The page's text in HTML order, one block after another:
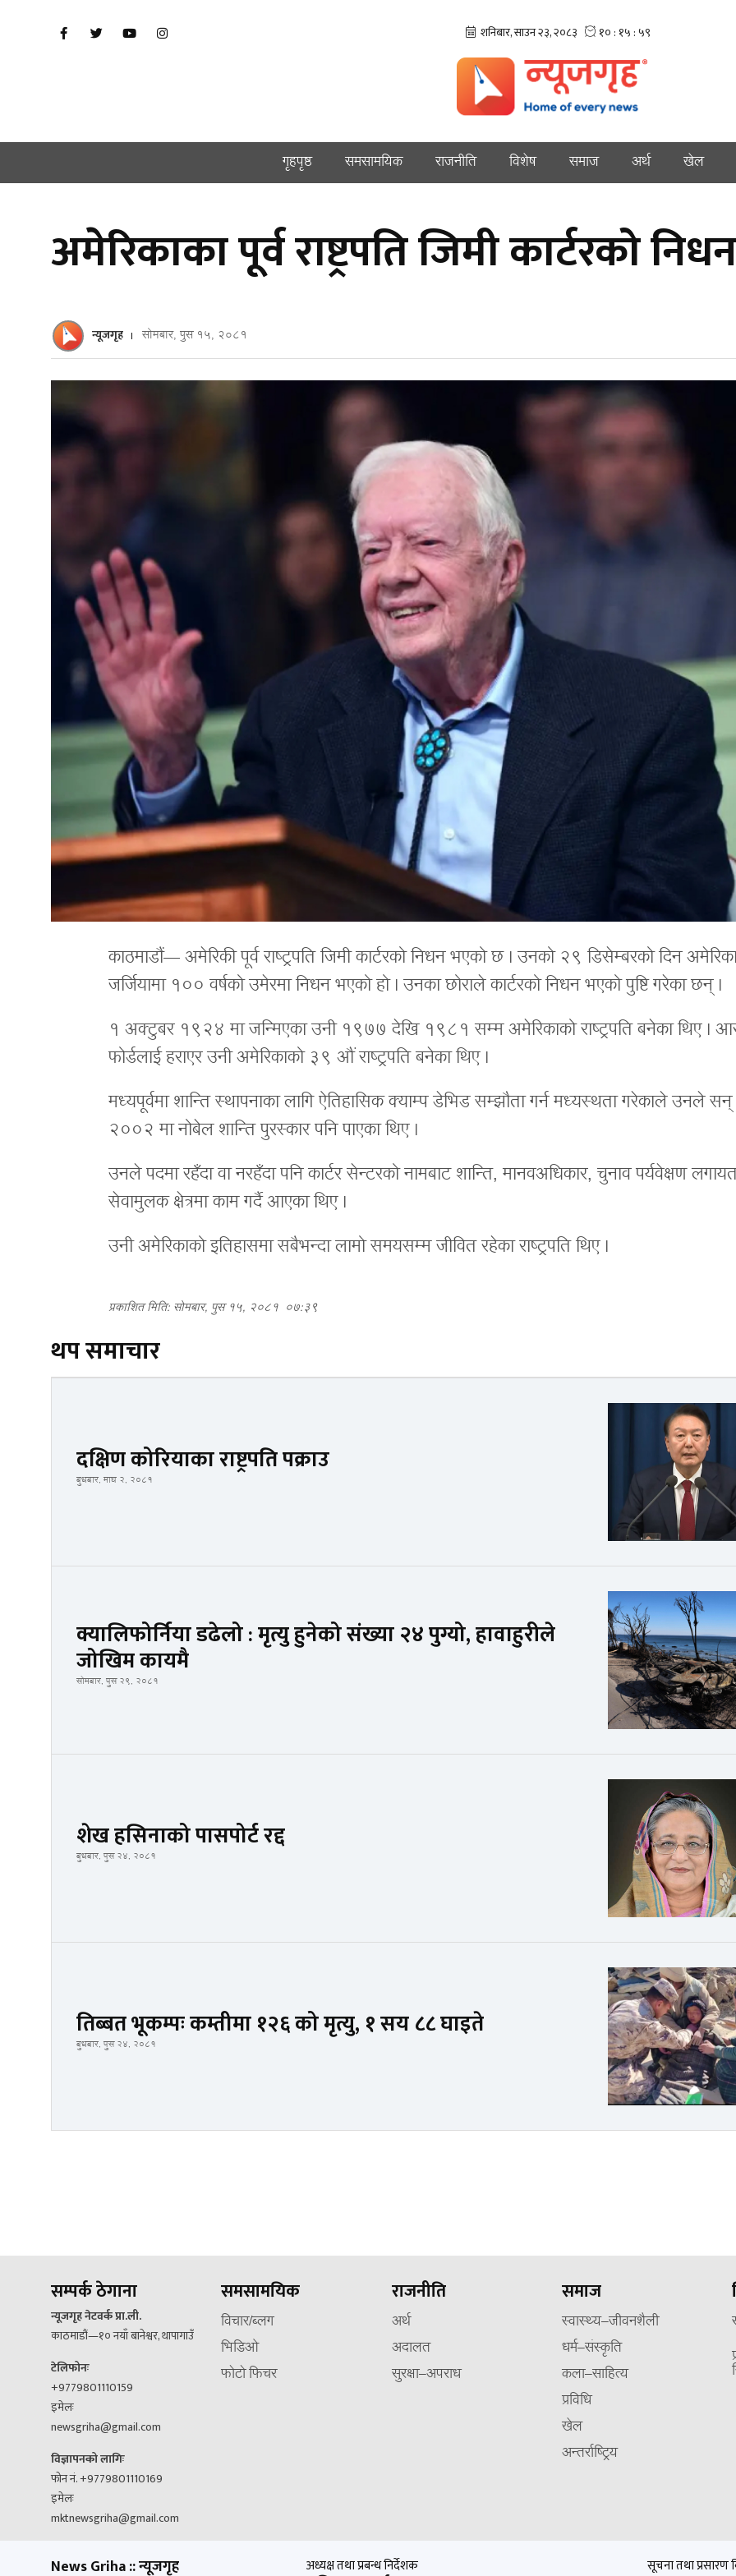
गृहपृष्ठ समसामयिक राजनीति विशेष समाज अर्थ खेल
अमेरिकाका पूर्व राष्ट्रपति जिमी कार्टरको निधन
न्यूजगृह सोमबार, पुस १५, २०८१
काठमाडौं— अमेरिकी पूर्व राष्ट्रपति जिमी कार्टरको निधन भएको छ । उनको २९ डिसेम्बरको दिन
जर्जियामा १०० वर्षको उमेरमा निधन भएको हो । उनका छोराले कार्टरको निधन भएको पुष्टि गरेका छन् ।
१ अक्टुबर १९२४ मा जन्मिएका उनी १९७७ देखि १९८१ सम्म अमेरिकाको राष्ट्रपति बनेका थिए ।
फोर्डलाई हराएर उनी अमेरिकाको ३९ औं राष्ट्रपति बनेका थिए ।
मध्यपूर्वमा शान्ति स्थापनाका लागि ऐतिहासिक क्याम्प डेभिड सम्झौता गर्न मध्यस्थता गरेकाले उनले सन्
२००२ मा नोबेल शान्ति पुरस्कार पनि पाएका थिए ।
उनले पदमा रहँदा वा नरहँदा पनि कार्टर सेन्टरको नामबाट शान्ति, मानवअधिकार, चुनाव पर्यवेक्षण
सेवामुलक क्षेत्रमा काम गर्दै आएका थिए ।
उनी अमेरिकाको इतिहासमा सबैभन्दा लामो समयसम्म जीवित रहेका राष्ट्रपति थिए ।
प्रकाशित मिति: सोमबार, पुस १५, २०८१ ०७:३९
थप समाचार
दक्षिण कोरियाका राष्ट्रपति पक्राउ
बुधबार, माघ २, २०८१
क्यालिफोर्निया डढेलो : मृत्यु हुनेको संख्या २४ पुग्यो, हावाहुरीले
जोखिम कायमै
सोमबार, पुस २९, २०८१
शेख हसिनाको पासपोर्ट रद्द
बुधबार, पुस २४, २०८१
तिब्बत भूकम्पः कम्तीमा १२६ को मृत्यु, १ सय ८८ घाइते
बुधबार, पुस २४, २०८१
सम्पर्क ठेगाना
न्यूजगृह नेटवर्क प्रा.ली.
काठमाडौं—१० नयाँ बानेश्वर, थापागाउँ
टेलिफोनः
+9779801110159
इमेलः
newsgriha@gmail.com
विज्ञापनको लागिः
फोन नं. +9779801110169
इमेलः
mktnewsgriha@gmail.com
समसामयिक
विचार/ब्लग
भिडिओ
फोटो फिचर
राजनीति
अर्थ
अदालत
सुरक्षा–अपराध
समाज
स्वास्थ्य–जीवनशैली
धर्म–संस्कृति
कला–साहित्य
प्रविधि
खेल
अन्तर्राष्ट्रिय
News Griha :: न्यूजगृह अध्यक्ष तथा प्रबन्ध निर्देशक सूचना तथा प्रसारण